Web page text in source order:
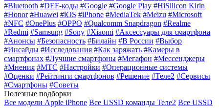
#Bluetooth #DEF-коды #Google #Google Play #HiSilicon Kirin
#Honor #Huawei #iOS #iPhone #MediaTek #Meizu #Microsoft
#NFC #OnePlus #OPPO #Qualcomm Snapdragon #Realme
#Redmi #Samsung #Sony #Xiaomi #Аксессуары для смартфона
#Анонсы #Безопасность #Билайн #В России #Выбор
#Инсайды #Исследования #Как заряжать #Камеры в
смартфонах #Лучшие смартфоны #Мегафон #Мессенджеры
#Мнения #МТС #Настройки #Операционные системы
#Оценки #Рейтинги смартфонов #Решение #Теле2 #Сервисы
#Смартфоны #Советы
Полезные подборки
Все модели Apple iPhone Все USSD команды Теле2 Все USSD